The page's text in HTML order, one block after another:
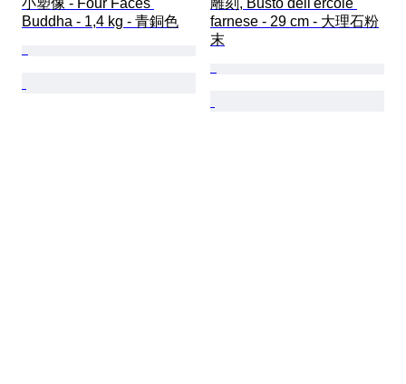
小塑像 - Four Faces
Buddha - 1,4 kg - 青銅色
雕刻, Busto dell'ercole
farnese - 29 cm - 大理石粉
末